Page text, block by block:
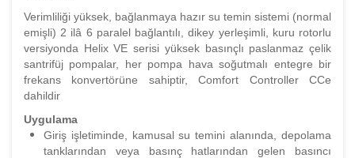
Verimliliği yüksek, bağlanmaya hazır su temin sistemi (normal
emişli) 2 ilâ 6 paralel bağlantılı, dikey yerleşimli, kuru rotorlu
versiyonda Helix VE serisi yüksek basınçlı paslanmaz çelik
santrifüj pompalar, her pompa hava soğutmalı entegre bir
frekans konvertörüne sahiptir, Comfort Controller CCe
dahildir
Uygulama
Giriş işletiminde, kamusal su temini alanında, depolama
tanklarından veya basınç hatlarından gelen basıncı